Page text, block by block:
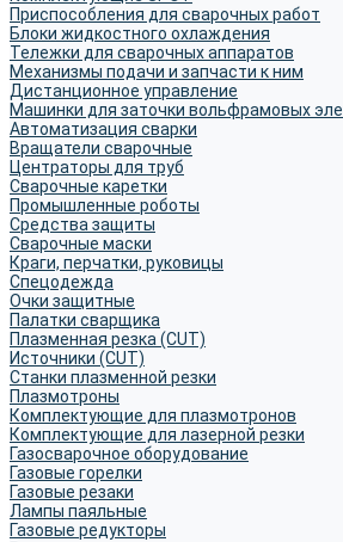
Приспособления для сварочных работ
Блоки жидкостного охлаждения
Тележки для сварочных аппаратов
Механизмы подачи и запчасти к ним
Дистанционное управление
Машинки для заточки вольфрамовых
Автоматизация сварки
Вращатели сварочные
Центраторы для труб
Сварочные каретки
Промышленные роботы
Средства защиты
Сварочные маски
Краги, перчатки, руковицы
Спецодежда
Очки защитные
Палатки сварщика
Плазменная резка (CUT)
Источники (CUT)
Станки плазменной резки
Плазмотроны
Комплектующие для плазмотронов
Комплектующие для лазерной резки
Газосварочное оборудование
Газовые горелки
Газовые резаки
Лампы паяльные
Газовые редукторы